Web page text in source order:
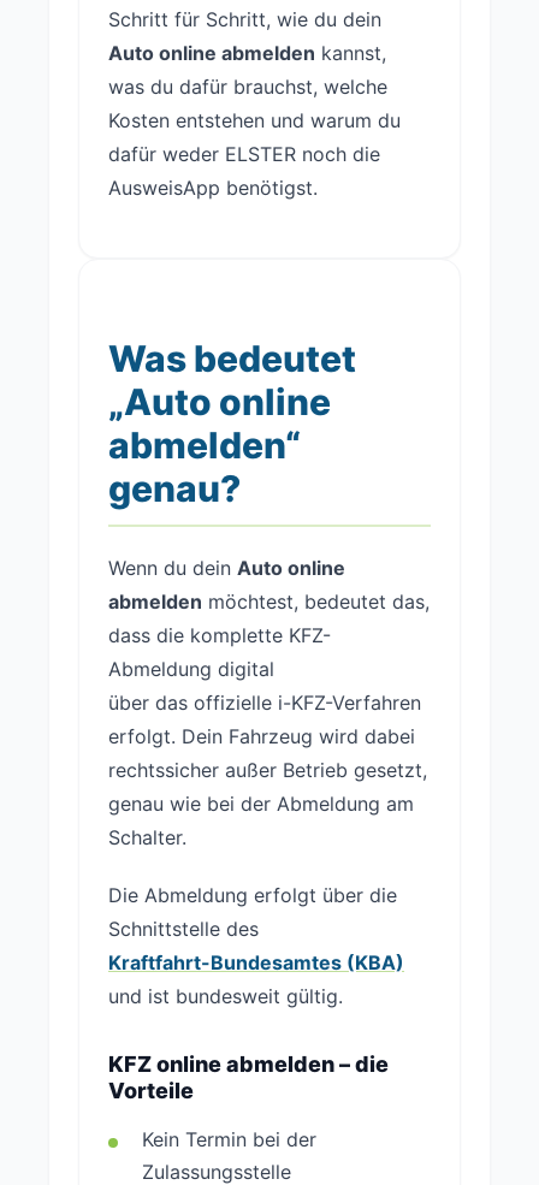
Schritt für Schritt, wie du dein
Auto online abmelden kannst,
was du dafür brauchst, welche
Kosten entstehen und warum du
dafür weder ELSTER noch die
AusweisApp benötigst.
Was bedeutet
„Auto online
abmelden“
genau?
Wenn du dein Auto online
abmelden möchtest, bedeutet das,
dass die komplette KFZ-
Abmeldung digital
über das offizielle i-KFZ-Verfahren
erfolgt. Dein Fahrzeug wird dabei
rechtssicher außer Betrieb gesetzt,
genau wie bei der Abmeldung am
Schalter.
Die Abmeldung erfolgt über die
Schnittstelle des
Kraftfahrt-Bundesamtes (KBA)
und ist bundesweit gültig.
KFZ online abmelden – die
Vorteile
Kein Termin bei der
Zulassungsstelle